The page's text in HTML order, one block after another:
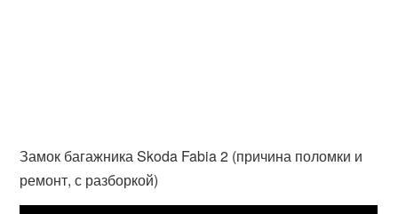
Замок багажника Skoda Fabia 2 (причина поломки и
ремонт, с разборкой)